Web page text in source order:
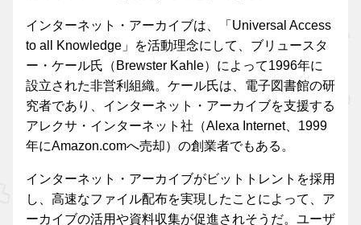
インターネット・アーカイブは、「Universal Access
to all Knowledge」を活動理念にして、ブリュースタ
ー・ケール氏（Brewster Kahle）によって1996年に
設立された非営利組織。ケール氏は、電子図書館の研
究者であり、インターネット・アーカイブを支援する
アレクサ・インターネット社（Alexa Internet、1999
年にAmazon.comへ売却）の創業者でもある。
インターネット・アーカイブがビットトレントを採用
し、高速なファイル配布を実現したことによって、ア
ーカイブの活用や資料収集が促進されそうだ。ユーザ